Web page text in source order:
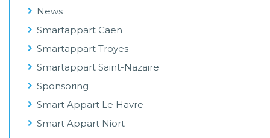
News
Smartappart Caen
Smartappart Troyes
Smartappart Saint-Nazaire
Sponsoring
Smart Appart Le Havre
Smart Appart Niort